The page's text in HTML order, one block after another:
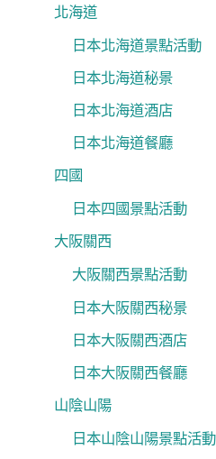
北海道
日本北海道景點活動
日本北海道秘景
日本北海道酒店
日本北海道餐廳
四國
日本四國景點活動
大阪關西
大阪關西景點活動
日本大阪關西秘景
日本大阪關西酒店
日本大阪關西餐廳
山陰山陽
日本山陰山陽景點活動